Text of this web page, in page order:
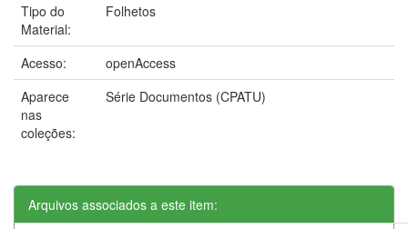
Tipo do
Material:
Folhetos
Acesso:
openAccess
Aparece
nas
coleções:
Série Documentos (CPATU)
Arquivos associados a este item: